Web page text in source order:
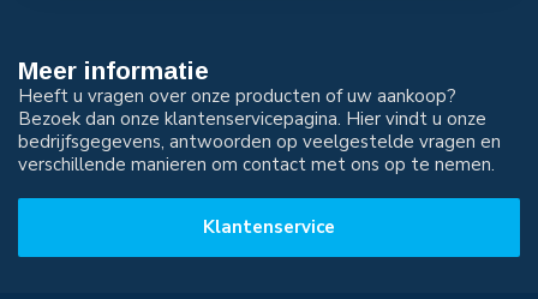
Meer informatie
Heeft u vragen over onze producten of uw aankoop?
Bezoek dan onze klantenservicepagina. Hier vindt u onze
bedrijfsgegevens, antwoorden op veelgestelde vragen en
verschillende manieren om contact met ons op te nemen.
Klantenservice